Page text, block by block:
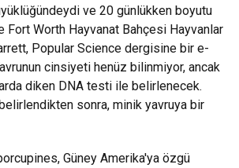
ve 20 günlükken boyutu
Fort Worth Hayvanat Bahçesi Hayvanlar
Popular Science dergisine bir e-
cinsiyeti henüz bilinmiyor, ancak
diken DNA testi ile belirlenecek.
sonra, minik yavruya bir
Güney Amerika'ya özgü